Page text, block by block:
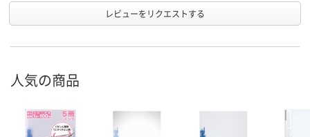
レビューをリクエストする
人気の商品